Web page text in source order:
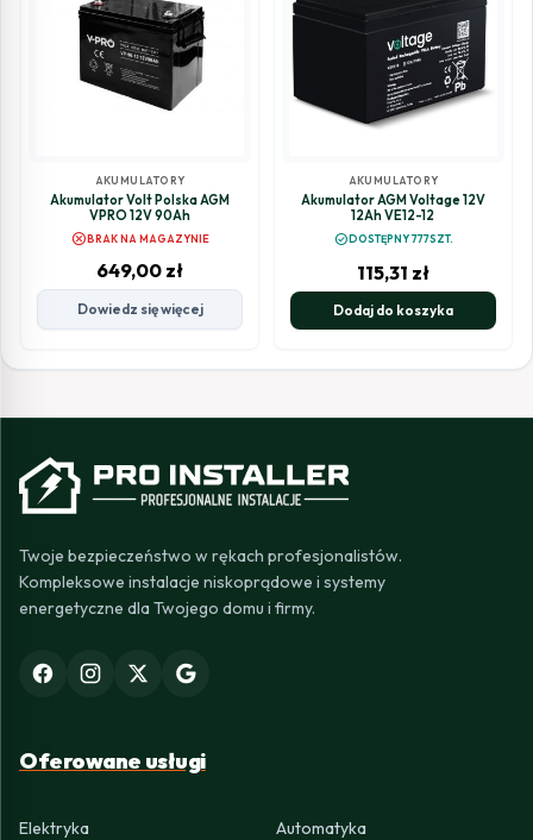
AKUMULATORY
Akumulator Volt Polska AGM
VPRO 12V 90Ah
cancelBRAK NA MAGAZYNIE
649,00 zł
Dowiedz się więcej
AKUMULATORY
Akumulator AGM Voltage 12V
12Ah VE12-12
check_circleDOSTĘPNY 777SZT.
115,31 zł
Dodaj do koszyka
Twoje bezpieczeństwo w rękach profesjonalistów.
Kompleksowe instalacje niskoprądowe i systemy
energetyczne dla Twojego domu i firmy.
Oferowane usługi
Elektryka
Automatyka